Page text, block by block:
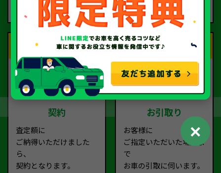
ご依頼ください。
す。
Step.3
契約
査定額に
ご納得いただけました
ら、
契約となります。
Step.4
お引取り
お客様に
ご指定いただいた場所ま
で
お車の引取に伺います。
✕